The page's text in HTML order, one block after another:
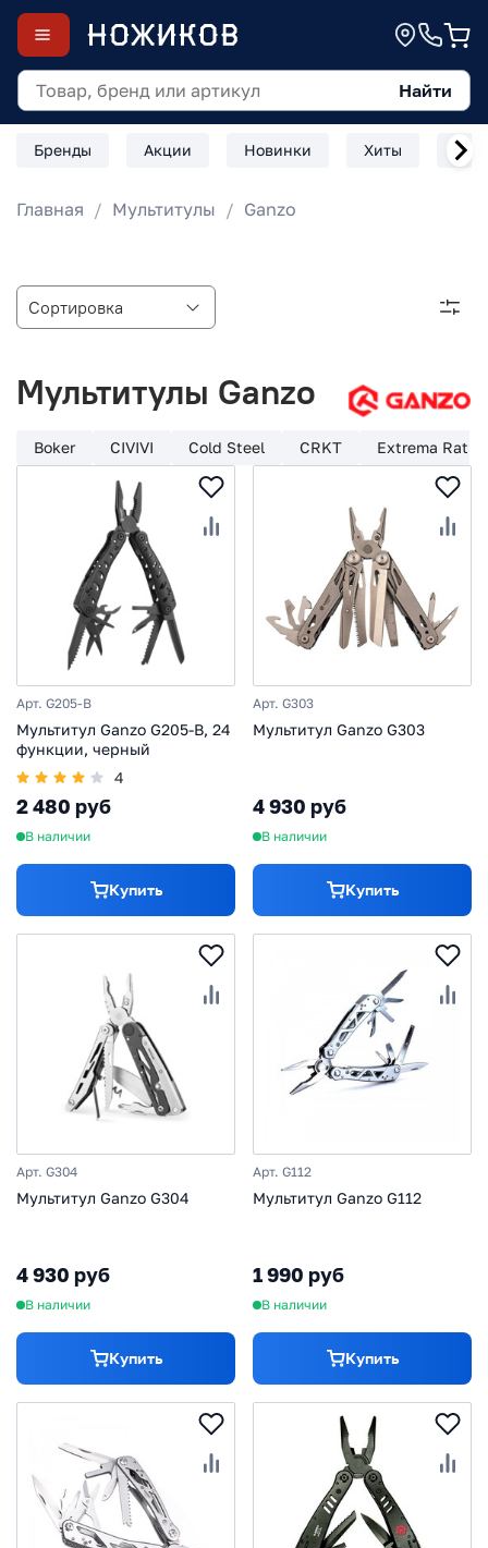
Найти
Бренды Акции Новинки Хиты
Главная Мультитулы Ganzo
Мультитулы Ganzo
Boker CIVIVI Cold Steel CRKT Extrema Ratio
Арт. G205-B
Мультитул Ganzo G205-B, 24
функции, черный
4
2 480 руб
В наличии
Купить
Арт. G303
Мультитул Ganzo G303
4 930 руб
В наличии
Купить
Арт. G304
Мультитул Ganzo G304
4 930 руб
В наличии
Купить
Арт. G112
Мультитул Ganzo G112
1 990 руб
В наличии
Купить